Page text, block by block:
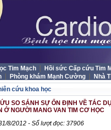
Tim Mạch
Hồi sức Cấp cứu Tim
Phòng khám Mạnh Cường
Nhà
cứu khoa học
SO SÁNH SỰ ỔN ĐỊNH VỀ TÁC
Ở NGƯỜI MANG VAN TIM CƠ HỌC
8/2012 - Số lượt đọc: 37906